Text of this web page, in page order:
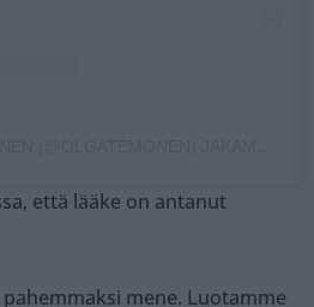
että lääke on antanut
mene. Luotamme